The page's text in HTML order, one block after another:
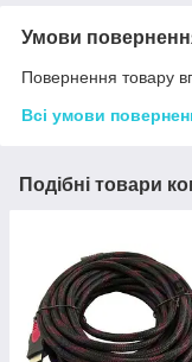
Умови
Повернення товару
Всі умови
Подібні товари